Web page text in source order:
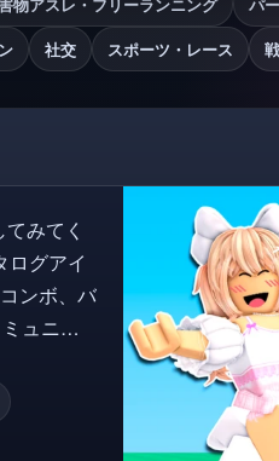
社交 スポーツ・レース
みてく
ンボ、バ
ュニテ
を保存し